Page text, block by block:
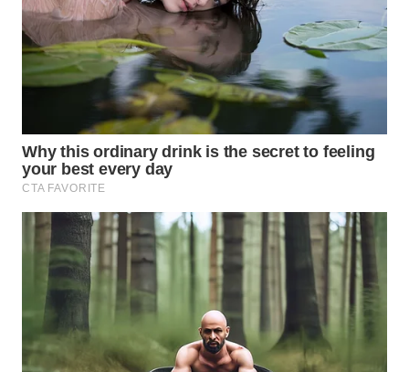
WAHANA
PERSONA
WAHANA
HEALTH
WAHANA
DESA
WISATA
WAHANA